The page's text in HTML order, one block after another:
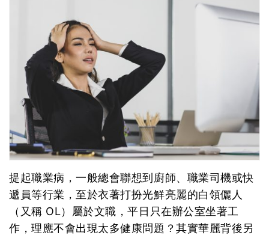
提起職業病，一般總會聯想到廚師、職業司機或快
遞員等行業，至於衣著打扮光鮮亮麗的白領儷人
（又稱 OL）屬於文職，平日只在辦公室坐著工
作，理應不會出現太多健康問題？其實華麗背後另